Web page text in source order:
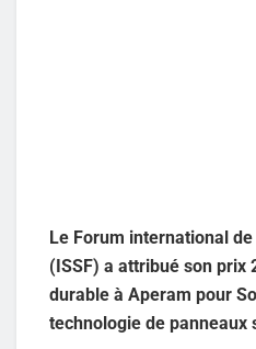
Le Forum international
(ISSF) a attribué son prix
durable à Aperam pour
technologie de panneaux